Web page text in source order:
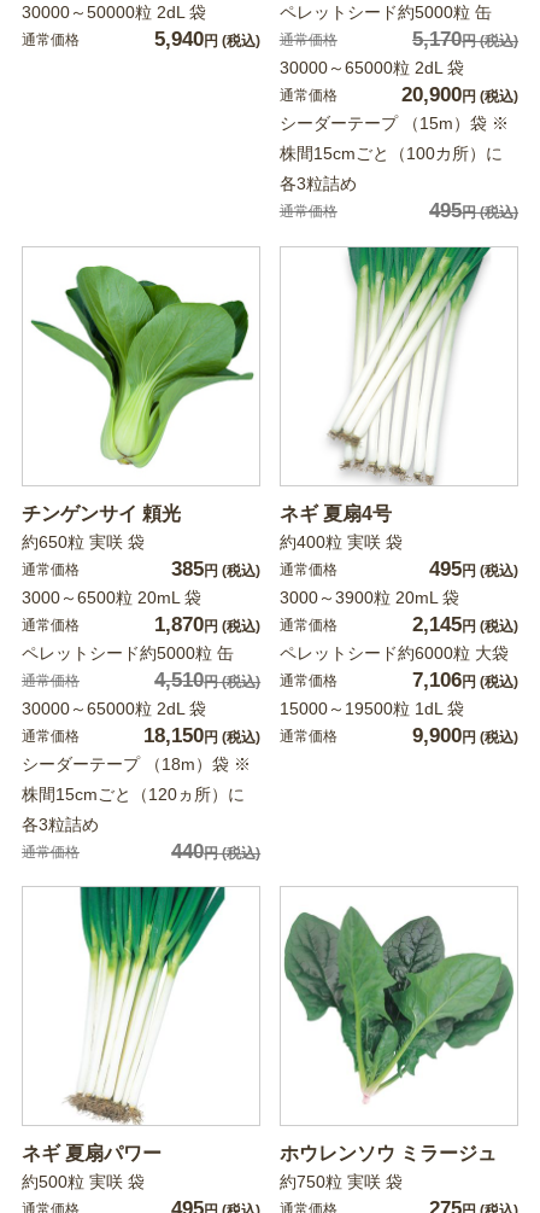
30000～50000粒 2dL 袋
通常価格 5,940円 (税込)
ペレットシード約5000粒 缶
通常価格 5,170円(税込)
30000～65000粒 2dL 袋
通常価格 20,900円 (税込)
シーダーテープ （15m）袋 ※
株間15cmごと（100カ所）に
各3粒詰め
通常価格 495円(税込)
チンゲンサイ 頼光
約650粒 実咲 袋
通常価格 385円 (税込)
3000～6500粒 20mL 袋
通常価格 1,870円 (税込)
ペレットシード約5000粒 缶
通常価格 4,510円(税込)
30000～65000粒 2dL 袋
通常価格 18,150円 (税込)
シーダーテープ （18m）袋 ※
株間15cmごと（120ヵ所）に
各3粒詰め
通常価格 440円(税込)
ネギ 夏扇4号
約400粒 実咲 袋
通常価格 495円 (税込)
3000～3900粒 20mL 袋
通常価格 2,145円 (税込)
ペレットシード約6000粒 大袋
通常価格 7,106円 (税込)
15000～19500粒 1dL 袋
通常価格 9,900円 (税込)
ネギ 夏扇パワー
約500粒 実咲 袋
通常価格
ホウレンソウ ミラージュ
約750粒 実咲 袋
通常価格